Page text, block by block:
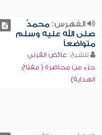
الفهرس:محمدٌ
صلى الله عليه وسلم
متواضعاً
للشيخ: عائض القرني
جزء من محاضرة ( مفتاح
الهداية)